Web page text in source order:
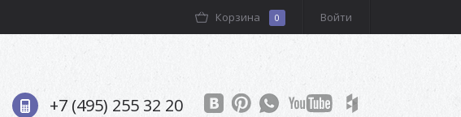
Войти
Корзина 0
+7 (495) 255 32 20